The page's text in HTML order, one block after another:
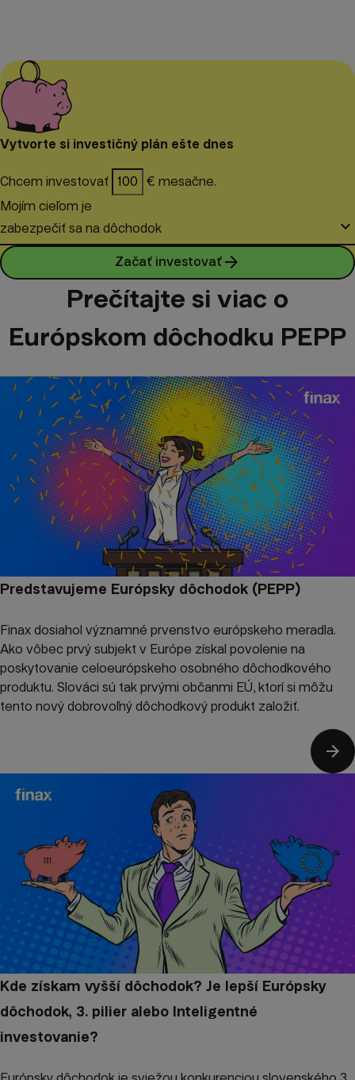
Vytvorte si investičný plán ešte dnes
Chcem investovať
€ mesačne.
Mojím cieľom je
zabezpečiť sa na dôchodok
keyboard_arrow_down
Začať investovaťarrow_forward
Prečítajte si viac o
Európskom dôchodku PEPP
Predstavujeme Európsky dôchodok (PEPP)
Finax dosiahol významné prvenstvo európskeho meradla.
Ako vôbec prvý subjekt v Európe získal povolenie na
poskytovanie celoeurópskeho osobného dôchodkového
produktu. Slováci sú tak prvými občanmi EÚ, ktorí si môžu
tento nový dobrovoľný dôchodkový produkt založiť.
Kde získam vyšší dôchodok? Je lepší Európsky
dôchodok, 3. pilier alebo Inteligentné
investovanie?